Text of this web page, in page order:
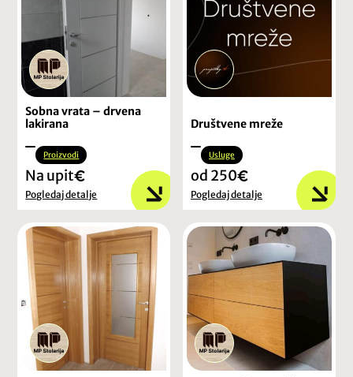
Sobna vrata – drvena
lakirana
Proizvodi
Na upit
Pogledaj detalje
Društvene mreže
Usluge
od 250
Pogledaj detalje